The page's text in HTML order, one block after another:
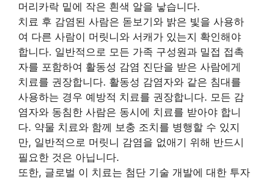
머리카락 밑에 작은 흰색 알을 낳습니다.
치료 후 감염된 사람은 돋보기와 밝은 빛을 사용하
여 다른 사람이 머릿니와 서캐가 있는지 확인해야
합니다. 일반적으로 모든 가족 구성원과 밀접 접촉
자를 포함하여 활동성 감염 진단을 받은 사람에게
치료를 권장합니다. 활동성 감염자와 같은 침대를
사용하는 경우 예방적 치료를 권장합니다. 모든 감
염자와 동침한 사람은 동시에 치료를 받아야 합니
다. 약물 치료와 함께 보충 조치를 병행할 수 있지
만, 일반적으로 머릿니 감염을 없애기 위해 반드시
필요한 것은 아닙니다.
또한, 글로벌 이 치료는 첨단 기술 개발에 대한 투자